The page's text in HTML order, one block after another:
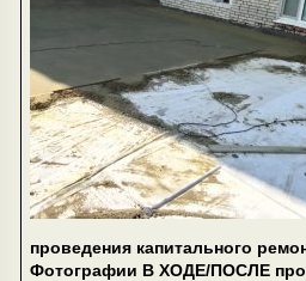
проведения капитального
Фотографии В ХОДЕ/ПОСЛЕ